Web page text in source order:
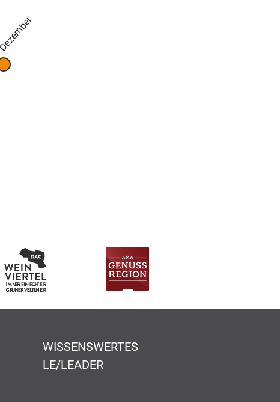
Dezember
WISSENSWERTES
LE/LEADER